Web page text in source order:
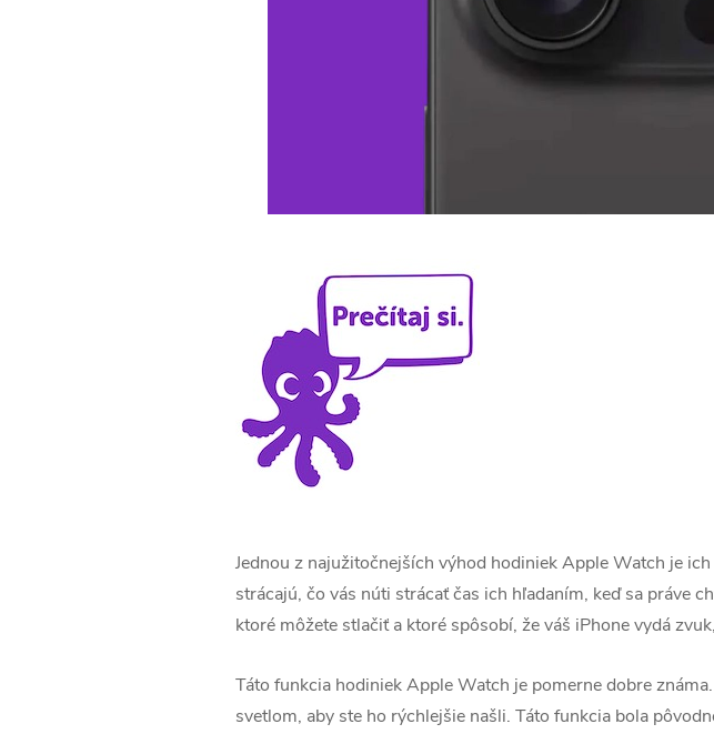
Jednou z najužitočnejších výhod hodiniek Apple Watch je
strácajú, čo vás núti strácať čas ich hľadaním, keď sa práve
ktoré môžete stlačiť a ktoré spôsobí, že váš iPhone vydá
Táto funkcia hodiniek Apple Watch je pomerne dobre
svetlom, aby ste ho rýchlejšie našli. Táto funkcia bola